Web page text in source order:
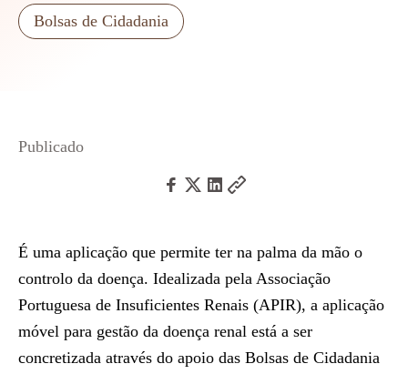
Bolsas de Cidadania
Publicado
É uma aplicação que permite ter na palma da mão o
controlo da doença. Idealizada pela Associação
Portuguesa de Insuficientes Renais (APIR), a aplicação
móvel para gestão da doença renal está a ser
concretizada através do apoio das Bolsas de Cidadania